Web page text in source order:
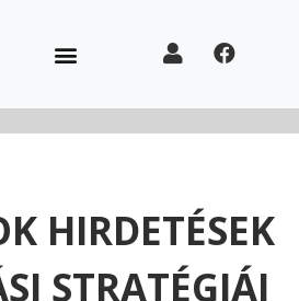
HIRDETÉSEK
STRATÉGIÁI